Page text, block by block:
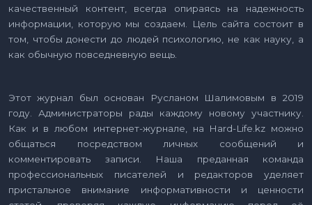
качественный контент, всегда опираясь на надежность
информации, которую мы создаем. Цель сайта состоит в
том, чтобы донести до людей психологию, не как науку, а
как обычную повседневную вещь.
Этот журнал был основан Русланом Шалимовым в 2019
году. Администраторы рады каждому новому участнику.
Как и в любом интернет-журнале, на Hard-Life.kz можно
общаться посредством личных сообщений и
комментировать записи. Наша преданная команда
профессиональных писателей и редакторов уделяет
пристальное внимание информативности и ценности